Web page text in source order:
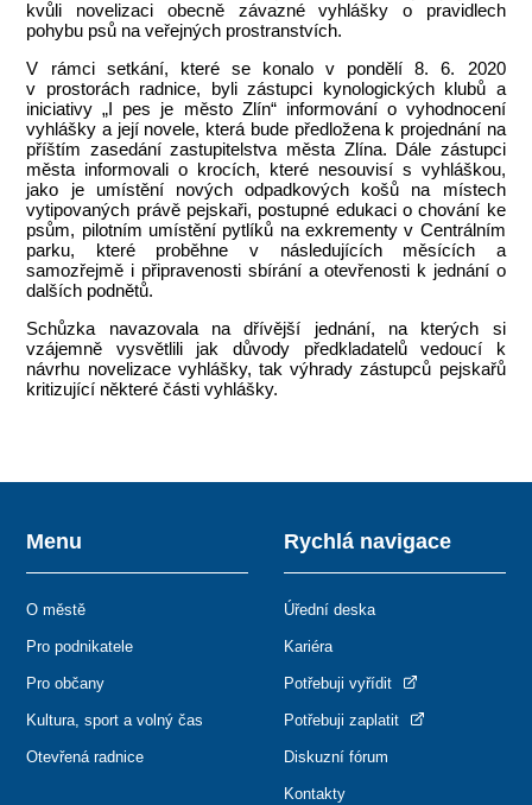
kvůli novelizaci obecně závazné vyhlášky o pravidlech
pohybu psů na veřejných prostranstvích.
V rámci setkání, které se konalo v pondělí 8. 6. 2020
v prostorách radnice, byli zástupci kynologických klubů a
iniciativy „I pes je město Zlín“ informování o vyhodnocení
vyhlášky a její novele, která bude předložena k projednání na
příštím zasedání zastupitelstva města Zlína. Dále zástupci
města informovali o krocích, které nesouvisí s vyhláškou,
jako je umístění nových odpadkových košů na místech
vytipovaných právě pejskaři, postupné edukaci o chování ke
psům, pilotním umístění pytlíků na exkrementy v Centrálním
parku, které proběhne v následujících měsících a
samozřejmě i připravenosti sbírání a otevřenosti k jednání o
dalších podnětů.
Schůzka navazovala na dřívější jednání, na kterých si
vzájemně vysvětlili jak důvody předkladatelů vedoucí k
návrhu novelizace vyhlášky, tak výhrady zástupců pejskařů
kritizující některé části vyhlášky.
Menu
O městě
Pro podnikatele
Pro občany
Kultura, sport a volný čas
Otevřená radnice
Rychlá navigace
Úřední deska
Kariéra
Potřebuji vyřídit
Potřebuji zaplatit
Diskuzní fórum
Kontakty